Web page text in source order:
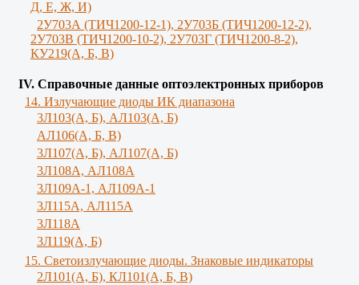
Д, Е, Ж, И)
2У703А (ТИЧ1200-12-1), 2У703Б (ТИЧ1200-12-2),
2У703В (ТИЧ1200-10-2), 2У703Г (ТИЧ1200-8-2),
КУ219(А, Б, В)
IV. Справочные данные оптоэлектронных приборов
14. Излучающие диоды ИК диапазона
3Л103(A, Б), AЛ103(А, Б)
AЛ106(A, Б, В)
3Л107(А, Б), АЛ107(А, Б)
3Л108А, АЛ108А
3Л109А-1, АЛ109А-1
3Л115А, АЛ115А
3Л118А
3Л119(A, Б)
15. Светоизлучающие диоды. Знаковые индикаторы
2Л101(A, Б), КЛ101(А, Б, В)